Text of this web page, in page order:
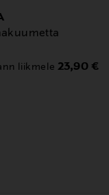
liikmele 23,90 €